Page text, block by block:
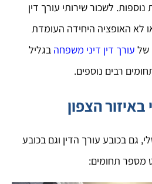
לשכור שירותי עורך דין
לא האופציה היחידה העומדת
של עורך דין דיני משפחה בגליל
רבים נוספים.
הצפון
גם בכובע עורך הדין וגם בכובע
מספר תחומים: